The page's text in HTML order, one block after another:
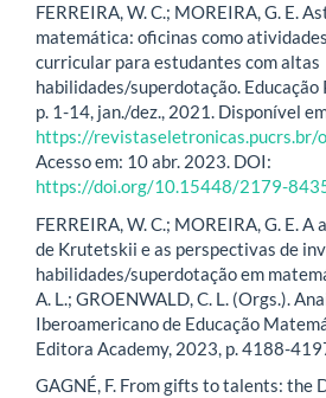
FERREIRA, W. C.; MOREIRA, G. E.
matemática: oficinas como
curricular para estudantes com altas
habilidades/superdotação. Educação
p. 1-14, jan./dez., 2021. Disponível
https://
Acesso em: 10 abr. 2023. DOI:
https://doi.org/10.15448/2179-
FERREIRA, W. C.; MOREIRA, G. E.
de Krutetskii e as perspectivas de
habilidades/superdotação em
A. L.; GROENWALD, C. L. (Orgs.).
Iberoamericano de Educação
Editora Academy, 2023, p. 4188-
GAGNÉ, F. From gifts to talents: the